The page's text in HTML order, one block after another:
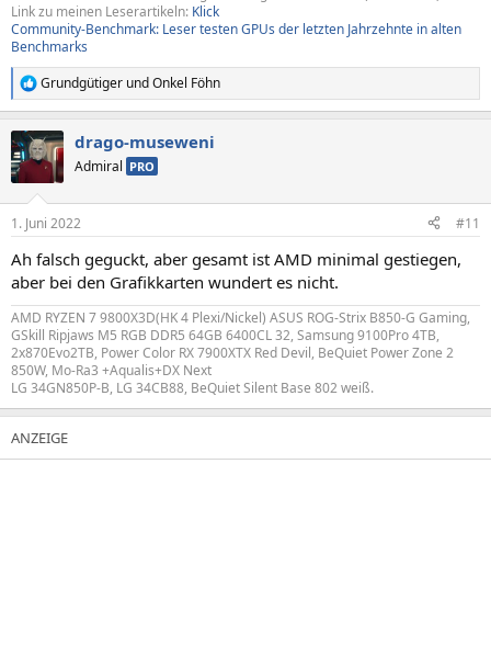
Link zu meinen Leserartikeln: Klick
Community-Benchmark: Leser testen GPUs der letzten Jahrzehnte in alten
Benchmarks
R
e
k
t
i
e
:
Grundgütiger undOnkel Föhn
drago-museweni
Admiral PRO
1. Juni 2022 #11
Ah falsch geguckt, aber gesamt ist AMD minimal gestiegen,
aber bei den Grafikkarten wundert es nicht.
AMD RYZEN 7 9800X3D(HK 4 Plexi/Nickel) ASUS ROG-Strix B850-G Gaming,
GSkill Ripjaws M5 RGB DDR5 64GB 6400CL 32, Samsung 9100Pro 4TB,
2x870Evo2TB, Power Color RX 7900XTX Red Devil, BeQuiet Power Zone 2
850W, Mo-Ra3 +Aqualis+DX Next
LG 34GN850P-B, LG 34CB88, BeQuiet Silent Base 802 weiß.